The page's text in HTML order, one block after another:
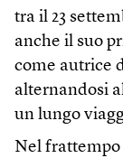
tra il 23
anche il suo
come autrice
alternandosi
un lungo
Nel frattempo